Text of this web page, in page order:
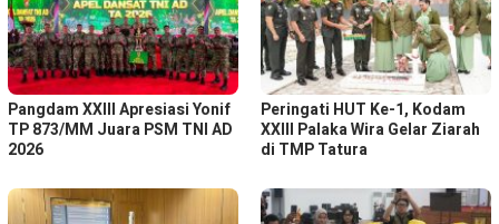
Pangdam XXIII Apresiasi Yonif
TP 873/MM Juara PSM TNI AD
2026
Peringati HUT Ke-1, Kodam
XXIII Palaka Wira Gelar Ziarah
di TMP Tatura